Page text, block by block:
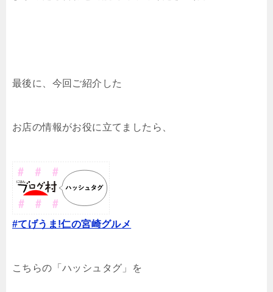
最後に、今回ご紹介した
お店の情報がお役に立てましたら、
#てげうま!仁の宮崎グルメ
こちらの「ハッシュタグ」を